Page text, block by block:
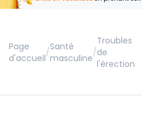
Page
d'accueil/Santé
masculine/
Troubles
de
l'érection